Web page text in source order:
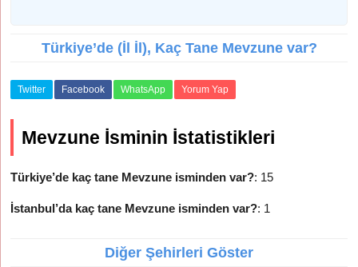
Türkiye’de (İl İl), Kaç Tane Mevzune var?
Twitter Facebook WhatsApp Yorum Yap
Mevzune İsminin İstatistikleri
Türkiye’de kaç tane Mevzune isminden var?: 15
İstanbul’da kaç tane Mevzune isminden var?: 1
Diğer Şehirleri Göster